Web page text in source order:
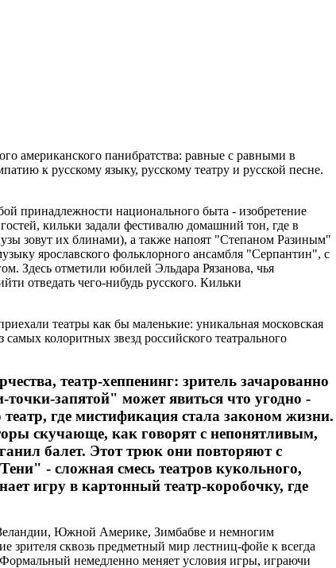
американского панибратства: равные с равными в
к русскому языку, русскому театру и русской песне.
принадлежности национального быта - изобретение
кильки задали фестивалю домашний тон, где в
зовут их блинами), а также напоят "Степаном Разиным"
ярославского фольклорного ансамбля "Серпантин", с
Здесь отметили юбилей Эльдара Рязанова, чья
отведать чего-нибудь русского. Кильки
театры как бы маленькие: уникальная московская
колоритных звезд российского театрального
театр-хеппенинг: зритель зачарованно
запятой" может явиться что угодно -
где мистификация стала законом жизни.
скучающе, как говорят с непонятливым,
балет. Этот трюк они повторяют с
- сложная смесь театров кукольного,
игру в картонный театр-коробочку, где
Южной Америке, Зимбабве и немногим
зрителя сквозь предметный мир лестниц-фойе к всегда
немедленно меняет условия игры, играючи